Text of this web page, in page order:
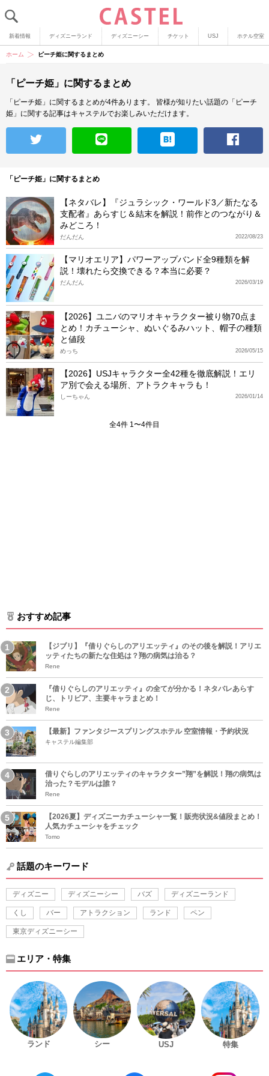
新着情報 ディズニーランド ディズニーシー チケット USJ ホテル空室
ホーム ピーチ姫に関するまとめ
「ピーチ姫」に関するまとめ
「ピーチ姫」に関するまとめが4件あります。
皆様が知りたい話題の「ピーチ
姫」に関する記事はキャステルでお楽しみいただけます。
「ピーチ姫」に関するまとめ
【ネタバレ】『ジュラシック・ワールド3／新たなる
支配者』あらすじ＆結末を解説！前作とのつながり＆
みどころ！
2022/08/23
だんだん
【マリオエリア】パワーアップバンド全9種類を解
説！壊れたら交換できる？本当に必要？
2026/03/19
だんだん
【2026】ユニバのマリオキャラクター被り物70点ま
とめ！カチューシャ、ぬいぐるみハット、帽子の種類
と値段
2026/05/15
めっち
【2026】USJキャラクター全42種を徹底解説！エリ
ア別で会える場所、アトラクキャラも！
2026/01/14
しーちゃん
全4件 1〜4件目
おすすめ記事
【ジブリ】『借りぐらしのアリエッティ』のその後を解説！アリエ
ッティたちの新たな住処は？翔の病気は治る？
Rene
『借りぐらしのアリエッティ』の全てが分かる！ネタバレあらす
じ、トリビア、主要キャラまとめ！
Rene
【最新】ファンタジースプリングスホテル 空室情報・予約状況
キャステル編集部
借りぐらしのアリエッティのキャラクター”翔”を解説！翔の病気は
治った？モデルは誰？
Rene
【2026夏】ディズニーカチューシャ一覧！販売状況&値段まとめ！
人気カチューシャをチェック
Tomo
話題のキーワード
ディズニー ディズニーシー バズ ディズニーランド
くし バー アトラクション ランド ペン
東京ディズニーシー
エリア・特集
ランド シー USJ 特集